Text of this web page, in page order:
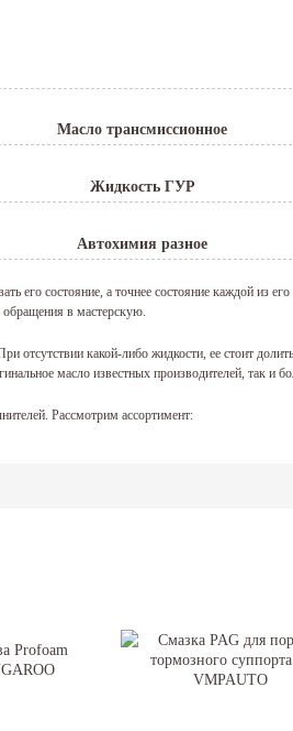
Масло трансмиссионное
Жидкость ГУР
Автохимия разное
его состояние, а точнее состояние каждой из
в мастерскую.
отсутствии какой-либо жидкости, ее стоит
масло известных производителей, так и
Рассмотрим ассортимент:
периодичностью стоит проверять наличие и
гидроусилителя руля, без которой
в автомобиль, милости просим в наш